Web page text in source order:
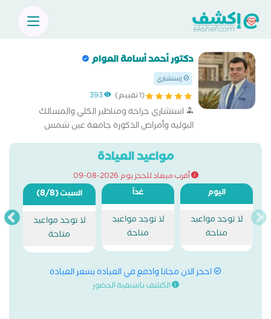
دكتور أحمد أسامة العوام
إستشاري
(1 تقييم) 393
استشاري جراحة ومناظير الكلي والمسالك
البوليه وأمراض الذكورة جامعة عين شمس
مواعيد العيادة
أقرب ميعاد للحجز يوم 2026-08-09
اليوم
لا توجد مواعيد
متاحة
غداً
لا توجد مواعيد
متاحة
السبت(8/8)
لا توجد مواعيد
متاحة
احجز الان مجانا وادفع في العيادة بسعر العيادة
الكشف باسبقية الحضور